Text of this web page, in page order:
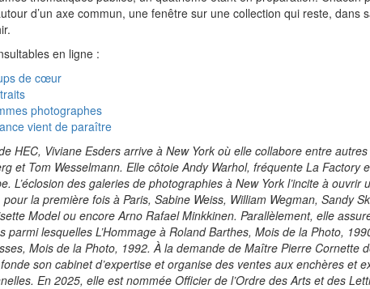
d’un axe commun, une fenêtre sur une collection qui reste, dans
en ligne :
de cœur
photographes
vient de paraître
HEC, Viviane Esders arrive à New York où elle collabore entre
et Tom Wesselmann. Elle côtoie Andy Warhol, fréquente La Factory
L’éclosion des galeries de photographies à New York l’incite à ouvrir
la première fois à Paris, Sabine Weiss, William Wegman, Sandy
Model ou encore Arno Rafael Minkkinen. Parallèlement, elle
parmi lesquelles L’Hommage à Roland Barthes, Mois de la Photo,
Mois de la Photo, 1992. À la demande de Maître Pierre Cornette
son cabinet d’expertise et organise des ventes aux enchères et
En 2025, elle est nommée Officier de l’Ordre des Arts et des